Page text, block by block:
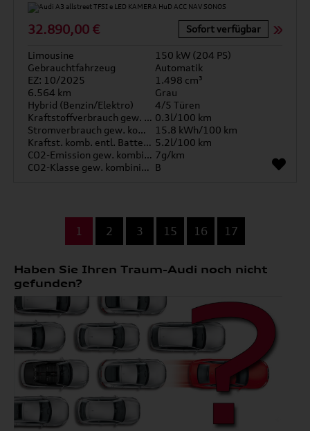
32.890,00 € Sofort verfügbar
Limousine
150 kW (204 PS)
Gebrauchtfahrzeug
Automatik
EZ: 10/2025
1.498 cm³
6.564 km
Grau
Hybrid (Benzin/Elektro)
4/5 Türen
Kraftstoffverbrauch gew. kombiniert 0.3l/100 km
Stromverbrauch gew. kombiniert
15.8 kWh/100 km
Kraftst. komb. entl. Batterie 5.2l/100 km
CO2-Emission gew. kombiniert 7g/km
CO2-Klasse gew. kombiniert B
1 2 3 15 16 17
Haben Sie Ihren Traum-Audi noch nicht
gefunden?